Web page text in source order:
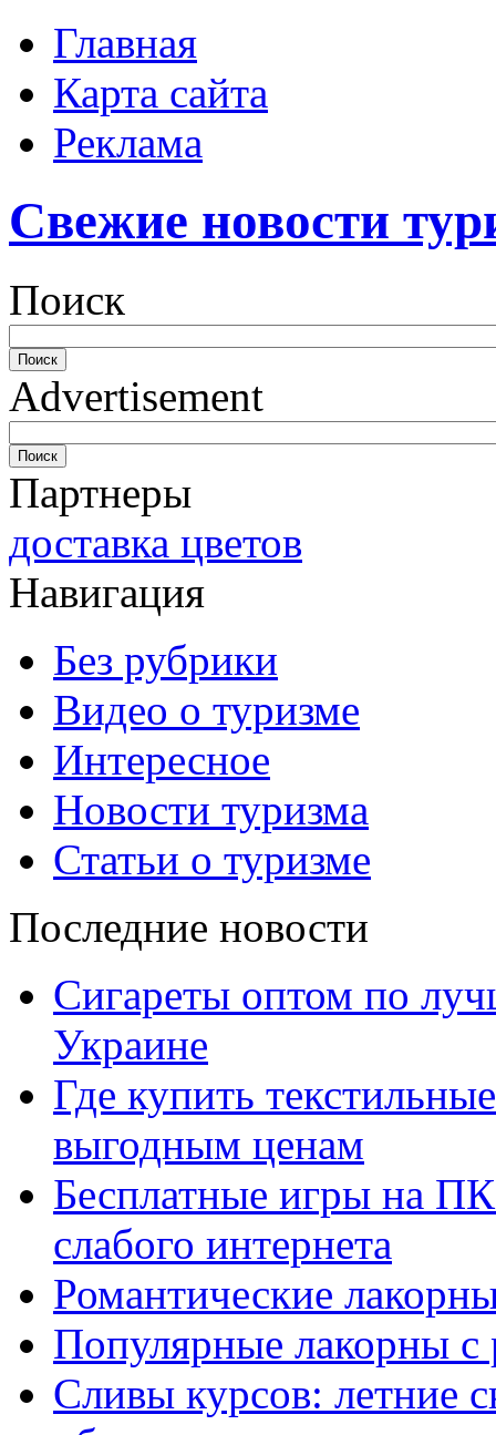
Главная
Карта сайта
Реклама
Свежие новости
Поиск
Advertisement
Партнеры
доставка цветов
Навигация
Без рубрики
Видео о туризме
Интересное
Новости туризма
Статьи о туризме
Последние новости
Сигареты оптом по
Украине
Где купить
выгодным ценам
Бесплатные игры на
слабого интернета
Романтические
Популярные лакорны с
Сливы курсов: летние